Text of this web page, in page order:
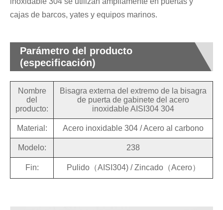
cajas de barcos, yates y equipos marinos.
Parámetro del producto
(especificación)
Nombre
del
producto:
Bisagra externa del extremo de la bisagra
de puerta de gabinete del acero
inoxidable AISI304 304
Material: Acero inoxidable 304 / Acero al carbono
Modelo: 238
Fin: Pulido（AISI304) / Zincado（Acero）